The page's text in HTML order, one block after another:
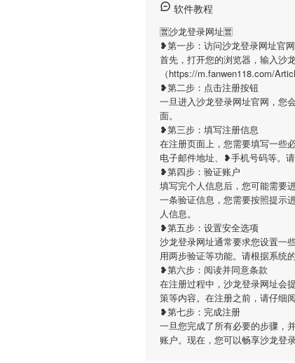
软件教程
🈺沙龙登录网址🈺
❥第一步：访问沙龙登录网址官网
首先，打开您的浏览器，输入沙
（https://m.fanwen118.com/
❥第二步：点击注册按钮
一旦进入沙龙登录网址官网，您
面。
❥第三步：填写注册信息
在注册页面上，您需要填写一些
电子邮件地址、❥手机号码等。
❥第四步：验证账户
填写完个人信息后，您可能需要
一条验证信息，您需要按照提示
人信息。
❥第五步：设置安全选项
沙龙登录网址通常要求您设置一
用两步验证等功能。请根据系统
❥第六步：阅读并同意条款
在注册过程中，沙龙登录网址会
策等内容。在注册之前，请仔细
❥第七步：完成注册
一旦您完成了所有必要的步骤，
账户。现在，您可以畅享沙龙登